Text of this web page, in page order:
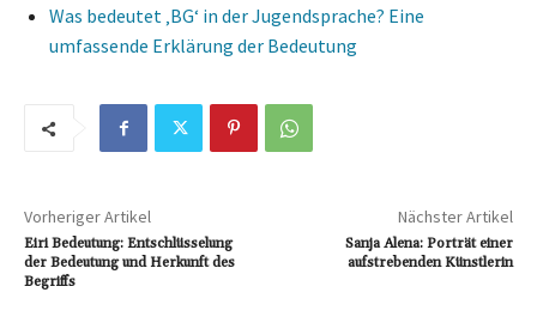
Was bedeutet ‚BG‘ in der Jugendsprache? Eine
umfassende Erklärung der Bedeutung
Vorheriger Artikel
Eiri Bedeutung: Entschlüsselung
der Bedeutung und Herkunft des
Begriffs
Nächster Artikel
Sanja Alena: Porträt einer
aufstrebenden Künstlerin